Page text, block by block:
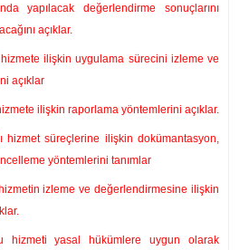
yapılacak değerlendirme sonuçlarını
açıklar.
hizmete ilişkin uygulama sürecini izleme ve
açıklar
ilişkin raporlama yöntemlerini açıklar.
hizmet süreçlerine ilişkin dokümantasyon,
yöntemlerini tanımlar
izleme ve değerlendirmesine ilişkin
hizmeti yasal hükümlere uygun olarak